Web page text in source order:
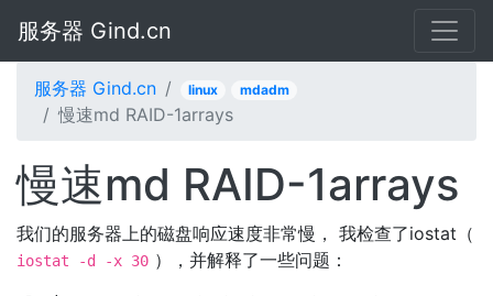
服务器 Gind.cn
服务器 Gind.cn linux mdadm
慢速md RAID-1arrays
慢速md RAID-1arrays
我们的服务器上的磁盘响应速度非常慢， 我检查了iostat（
iostat -d -x 30 ），并解释了一些问题：